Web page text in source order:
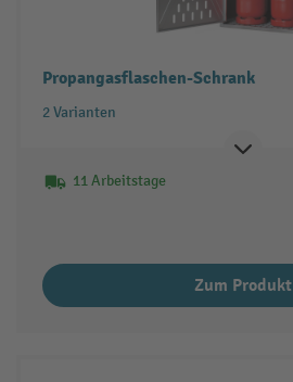
Propangasflaschen-Schrank
2 Varianten
11 Arbeitstage
Zum Produkt